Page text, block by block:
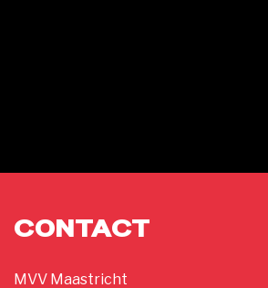
CONTACT
MVV Maastricht